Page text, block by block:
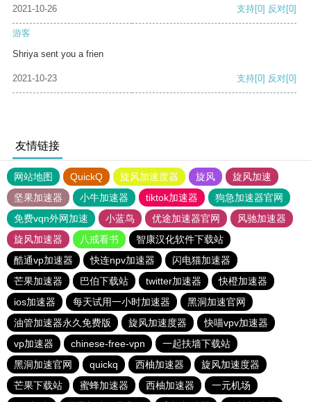
2021-10-26 支持[0] 反对[0]
游客
Shriya sent you a frien
2021-10-23 支持[0] 反对[0]
友情链接
网站地图 QuickQ 旋风加速度器 旋风
旋风加速
坚果加速器
小牛加速器 tiktok加速器
狗急加速器官网
免费vqn外网加速
小蓝鸟 优途加速器官网
风驰加速器
旋风加速器
八戒看书
智康汉化软件下载站
酷通vp加速器
快连npv加速器
闪电猫加速器
芒果加速器
巴伯下载站 twitter加速器
快橙加速器
ios加速器
每天试用一小时加速器
黑洞加速官网
油管加速器永久免费版
旋风加速度器
快喵vpv加速器
vp加速器
chinese-free-vpn
一起扶墙下载站
黑洞加速官网
quickq 西柚加速器
旋风加速度器
芒果下载站
蜜蜂加速器 西柚加速器
一元机场